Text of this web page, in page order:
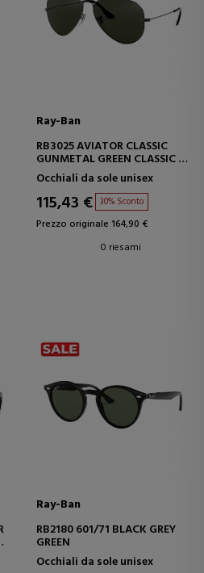
Ray-Ban
RB3025 AVIATOR CLASSIC
GUNMETAL GREEN CLASSIC G-
15
Occhiali da sole unisex
115,43 € 30% Sconto
Prezzo originale 164,90 €
0 riesami
Ray-Ban
RB2180 601/71 BLACK GREY
GREEN
Occhiali da sole unisex